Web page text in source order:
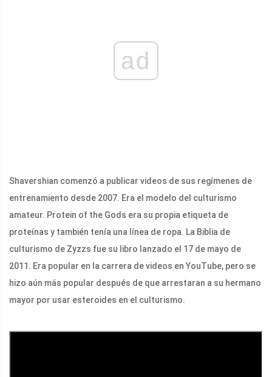
ad
Shavershian comenzó a publicar videos de sus regímenes de
entrenamiento desde 2007. Era el modelo del culturismo
amateur. Protein of the Gods era su propia etiqueta de
proteínas y también tenía una línea de ropa. La Biblia de
culturismo de Zyzzs fue su libro lanzado el 17 de mayo de
2011. Era popular en la carrera de videos en YouTube, pero se
hizo aún más popular después de que arrestaran a su hermano
mayor por usar esteroides en el culturismo.